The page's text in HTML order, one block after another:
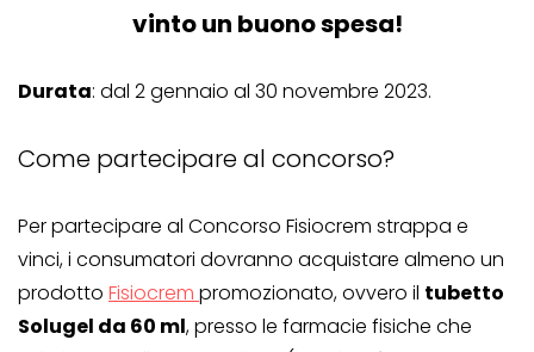
vinto un buono spesa!
Durata: dal 2 gennaio al 30 novembre 2023.
Come partecipare al concorso?
Per partecipare al Concorso Fisiocrem strappa e
vinci, i consumatori dovranno acquistare almeno un
prodotto Fisiocrem promozionato, ovvero il tubetto
Solugel da 60 ml, presso le farmacie fisiche che